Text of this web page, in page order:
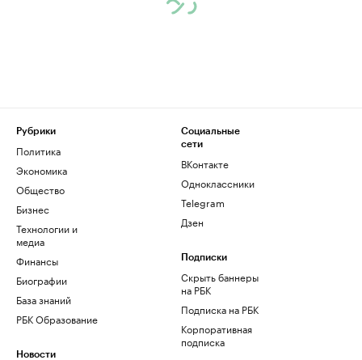
Рубрики
Политика
Экономика
Общество
Бизнес
Технологии и
медиа
Финансы
Биографии
База знаний
РБК Образование
Новости
Социальные
сети
ВКонтакте
Одноклассники
Telegram
Дзен
Подписки
Скрыть баннеры
на РБК
Подписка на РБК
Корпоративная
подписка